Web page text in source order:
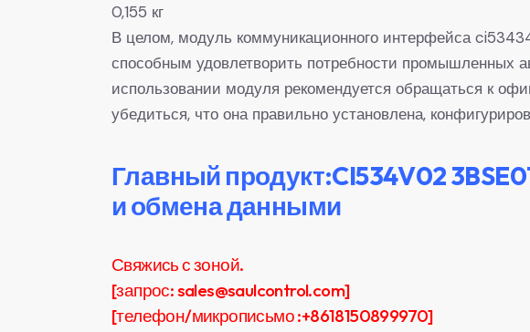
0,155 кг
В целом, модуль коммуникационного интерфейса
способным удовлетворить потребности промышленных
использовании модуля рекомендуется обращаться к
убедиться, что она правильно установлена,
Главный продукт:CI534V02
и обмена данными
Свяжись с зоной.
[запрос: sales@saulcontrol.com]
[телефон/микрописьмо :+8618150899970]